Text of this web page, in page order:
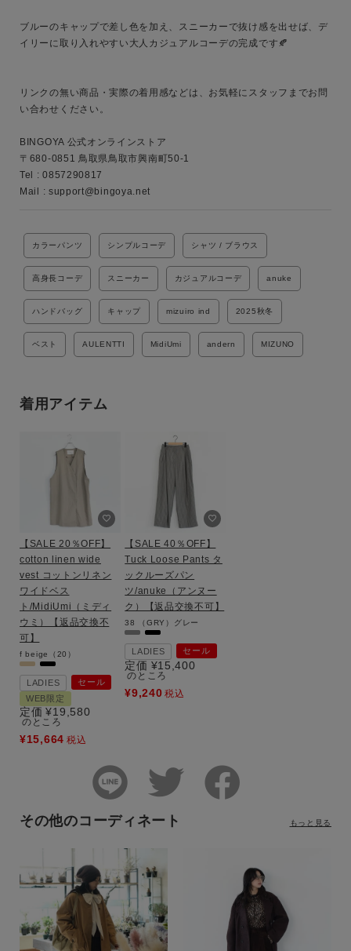
MENS LADIES KIDS
カテゴリ
サイズ
ブルーのキャップで差し色を加え、スニーカーで抜け感を出せば、デ
イリーに取り入れやすい大人カジュアルコーデの完成です🍂
リンクの無い商品・実際の着用感などは、お気軽にスタッフまでお問
い合わせください。
BINGOYA 公式オンラインストア
〒680-0851 鳥取県鳥取市興南町50-1
Tel : 0857290817
Mail : support@bingoya.net
カラーパンツ シンプルコーデ シャツ / ブラウス
高身長コーデ スニーカー カジュアルコーデ anuke
ハンドバッグ キャップ mizuiro ind 2025秋冬
ベスト AULENTTI MidiUmi andern MIZUNO
着用アイテム
【SALE 20％OFF】
cotton linen wide
vest コットンリネン
ワイドベス
ト/MidiUmi（ミディ
ウミ）【返品交換不
可】
f beige（20）
LADIES
セール
WEB限定
定価 ¥19,580
のところ
¥15,664 税込
【SALE 40％OFF】
Tuck Loose Pants タ
ックルーズパン
ツ/anuke（アンヌー
ク）【返品交換不可】
38 （GRY）グレー
LADIES セール
定価 ¥15,400
のところ
¥9,240 税込
その他のコーディネート もっと見る